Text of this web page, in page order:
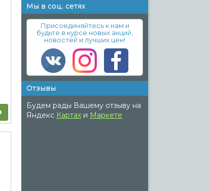
Мы в соц. сетях
Присоединяйтесь к нам и
будьте в курсе новых акций,
новостей и лучших цен!
Отзывы
Будем рады Вашему отзыву на
Яндекс Картах и Маркете